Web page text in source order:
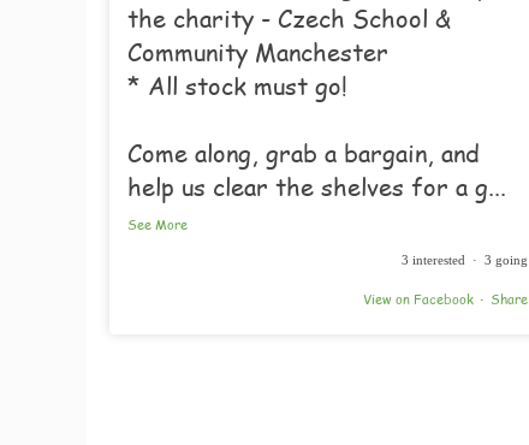
the charity - Czech School &
Community Manchester
* All stock must go!
Come along, grab a bargain, and
help us clear the shelves for a g...
See More
3 interested · 3 going
View on Facebook · Share